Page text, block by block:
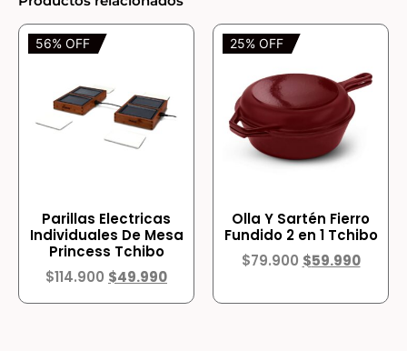
56% OFF
Parillas Electricas
Individuales De Mesa
Princess Tchibo
$114.900 $49.990
25% OFF
Olla Y Sartén Fierro
Fundido 2 en 1 Tchibo
$79.900 $59.990